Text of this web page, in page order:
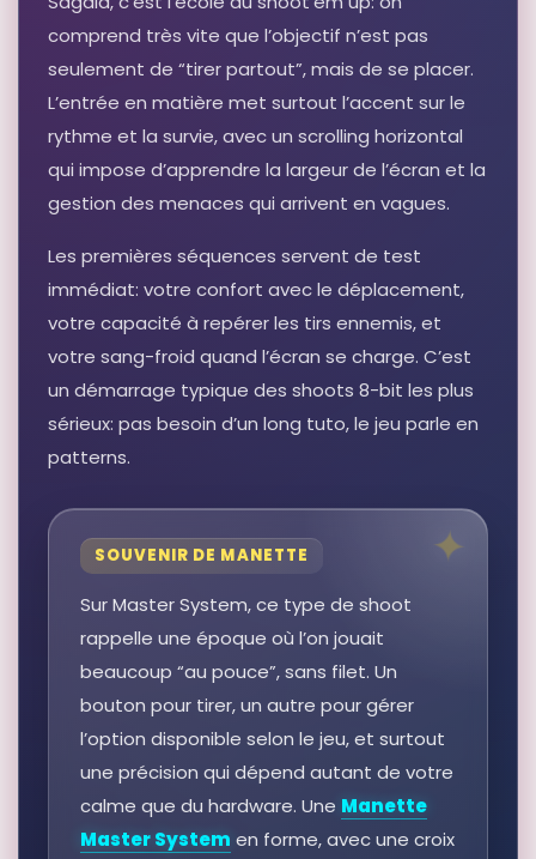
comprend très vite que l’objectif n’est pas
seulement de “tirer partout”, mais de se placer.
L’entrée en matière met surtout l’accent sur le
rythme et la survie, avec un scrolling horizontal
qui impose d’apprendre la largeur de l’écran et la
gestion des menaces qui arrivent en vagues.
Les premières séquences servent de test
immédiat: votre confort avec le déplacement,
votre capacité à repérer les tirs ennemis, et
votre sang-froid quand l’écran se charge. C’est
un démarrage typique des shoots 8-bit les plus
sérieux: pas besoin d’un long tuto, le jeu parle en
patterns.
SOUVENIR DE MANETTE
Sur Master System, ce type de shoot
rappelle une époque où l’on jouait
beaucoup “au pouce”, sans filet. Un
bouton pour tirer, un autre pour gérer
l’option disponible selon le jeu, et surtout
une précision qui dépend autant de votre
calme que du hardware. Une Manette
Master System en forme, avec une croix